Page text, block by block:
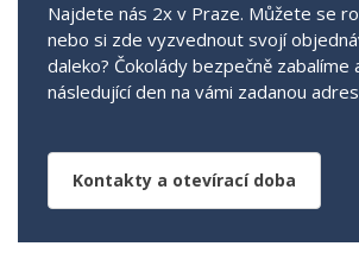
Najdete nás 2x v Praze. Můžete se
nebo si zde vyzvednout svojí
daleko? Čokolády bezpečně zabalíme
následující den na vámi zadanou
Kontakty a otevírací doba